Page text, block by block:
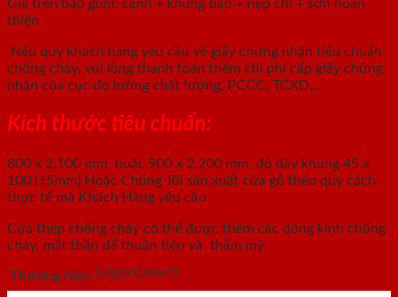
Giá trên bao gồm: cánh + khung bao + nẹp chỉ + sơn hoàn
thiện
Nếu quý khách hàng yêu cầu về giấy chứng nhận tiêu chuẩn
chống cháy, vui lòng thanh toán thêm chi phí cấp giấy chứng
nhận của cục đo lường chất lượng, PCCC, TCXD,..
Kích thước tiêu chuẩn:
800 x 2.100 mm hoặc 900 x 2.200 mm, độ dày khung 45 x
100 (±5mm) Hoặc Chúng Tôi sản xuất cửa gỗ theo quy cách
thực tế mà Khách Hàng yêu cầu
Cửa thép chống cháy có thể được thêm các dòng kính chống
cháy, mắt thần để thuận tiện và thẩm mỹ
Thương hiệu SaigonDoor®